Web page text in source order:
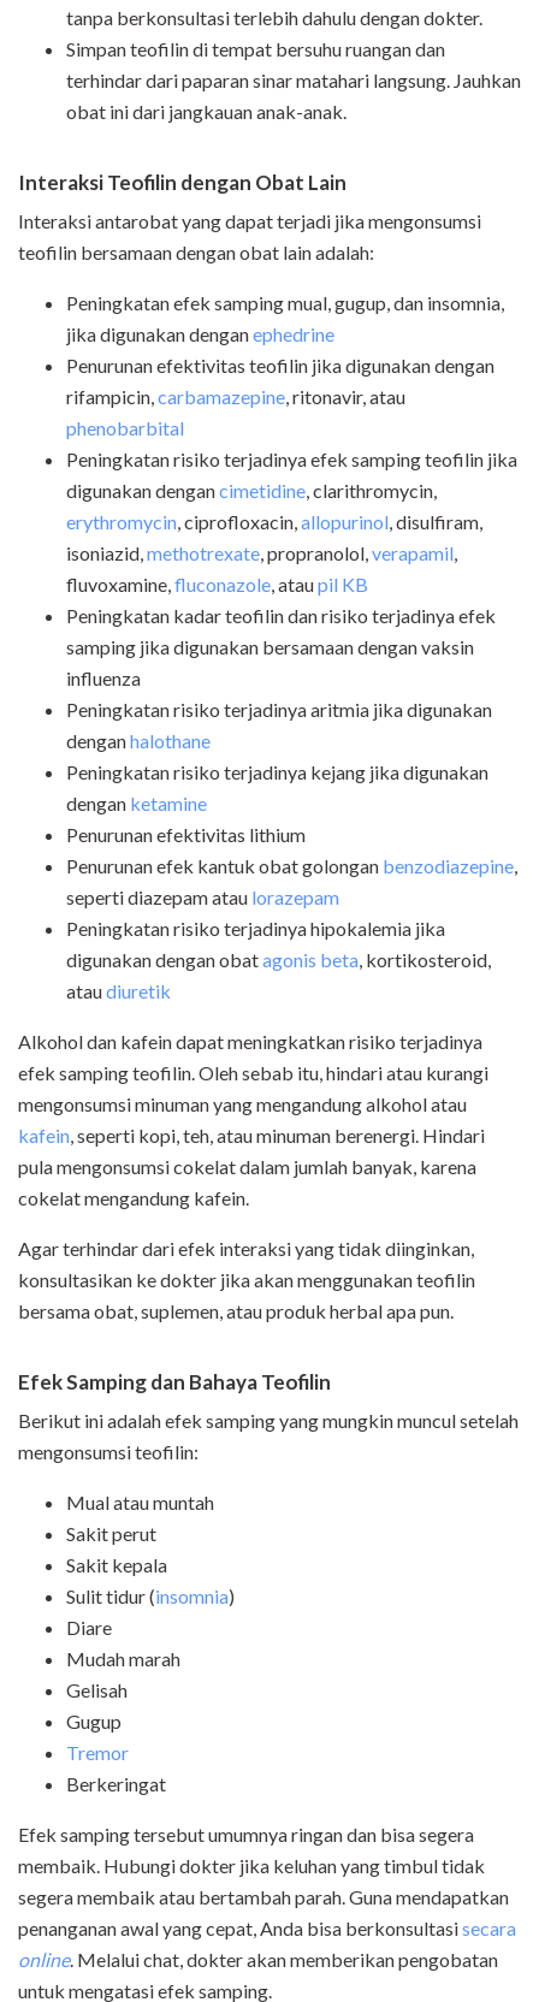
tanpa berkonsultasi terlebih dahulu dengan dokter.
Simpan teofilin di tempat bersuhu ruangan dan
terhindar dari paparan sinar matahari langsung. Jauhkan
obat ini dari jangkauan anak-anak.
Interaksi Teofilin dengan Obat Lain
Interaksi antarobat yang dapat terjadi jika mengonsumsi
teofilin bersamaan dengan obat lain adalah:
Peningkatan efek samping mual, gugup, dan insomnia,
jika digunakan denganephedrine
Penurunan efektivitas teofilin jika digunakan dengan
rifampicin,carbamazepine, ritonavir, atau
phenobarbital
Peningkatan risiko terjadinya efek samping teofilin jika
digunakan dengancimetidine, clarithromycin,
erythromycin, ciprofloxacin,allopurinol, disulfiram,
isoniazid,methotrexate, propranolol,verapamil,
fluvoxamine,fluconazole, ataupil KB
Peningkatan kadar teofilin dan risiko terjadinya efek
samping jika digunakan bersamaan dengan vaksin
influenza
Peningkatan risiko terjadinya aritmia jika digunakan
denganhalothane
Peningkatan risiko terjadinya kejang jika digunakan
dengan ketamine
Penurunan efektivitas lithium
Penurunan efek kantuk obat golongan benzodiazepine,
seperti diazepam atau lorazepam
Peningkatan risiko terjadinya hipokalemia jika
digunakan dengan obatagonis beta, kortikosteroid,
ataudiuretik
Alkohol dan kafein dapat meningkatkan risiko terjadinya
efek samping teofilin. Oleh sebab itu, hindari atau kurangi
mengonsumsi minuman yang mengandung alkohol atau
kafein, seperti kopi, teh, atau minuman berenergi. Hindari
pula mengonsumsi cokelat dalam jumlah banyak, karena
cokelat mengandung kafein.
Agar terhindar dari efek interaksi yang tidak diinginkan,
konsultasikan ke dokter jika akan menggunakan teofilin
bersama obat, suplemen, atau produk herbal apa pun.
Efek Samping dan BahayaTeofilin
Berikut ini adalah efek samping yang mungkin muncul setelah
mengonsumsi teofilin:
Mual atau muntah
Sakit perut
Sakit kepala
Sulit tidur (insomnia)
Diare
Mudah marah
Gelisah
Gugup
Tremor
Berkeringat
Efek samping tersebut umumnya ringan dan bisa segera
membaik. Hubungi dokter jika keluhan yang timbul tidak
segera membaik atau bertambah parah. Guna mendapatkan
penanganan awal yang cepat, Anda bisa berkonsultasisecara
online. Melalui chat, dokter akan memberikan pengobatan
untuk mengatasi efek samping.